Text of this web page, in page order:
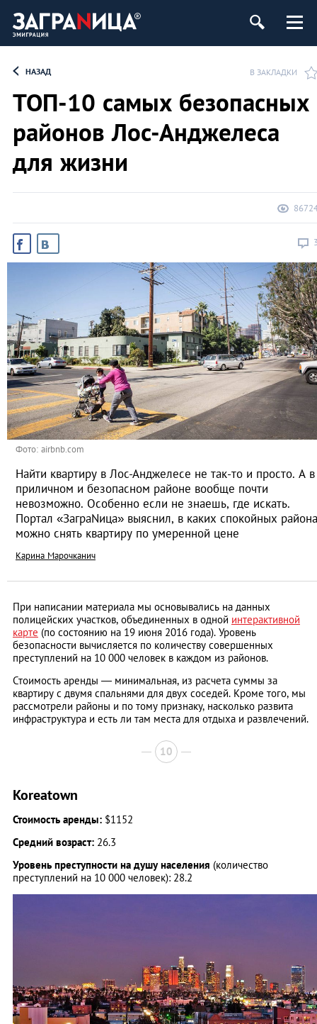
НАЗАД В ЗАКЛАДКИ
ТОП-10 самых безопасных
районов Лос-Анджелеса
для жизни
Фото: airbnb.com
Найти квартиру в Лос-Анджелесе не так-то и просто. А в
приличном и безопасном районе вообще почти
невозможно. Особенно если не знаешь, где искать.
Портал «ЗаграNица» выяснил, в каких спокойных
можно снять квартиру по умеренной цене
Карина Марочканич
При написании материала мы основывались на данных
полицейских участков, объединенных в одной интерактивной
карте (по состоянию на 19 июня 2016 года). Уровень
безопасности вычисляется по количеству совершенных
преступлений на 10 000 человек в каждом из районов.
Стоимость аренды — минимальная, из расчета суммы за
квартиру с двумя спальнями для двух соседей. Кроме того, мы
рассмотрели районы и по тому признаку, насколько развита
инфраструктура и есть ли там места для отдыха и развлечений.
10
Koreatown
Стоимость аренды: $1152
Средний возраст: 26.3
Уровень преступности на душу населения (количество
преступлений на 10 000 человек): 28.2